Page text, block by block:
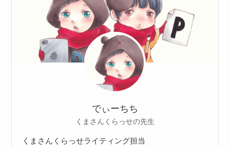
でぃーちち
くまさんくらっせの先生
くまさんくらっせライティング担当